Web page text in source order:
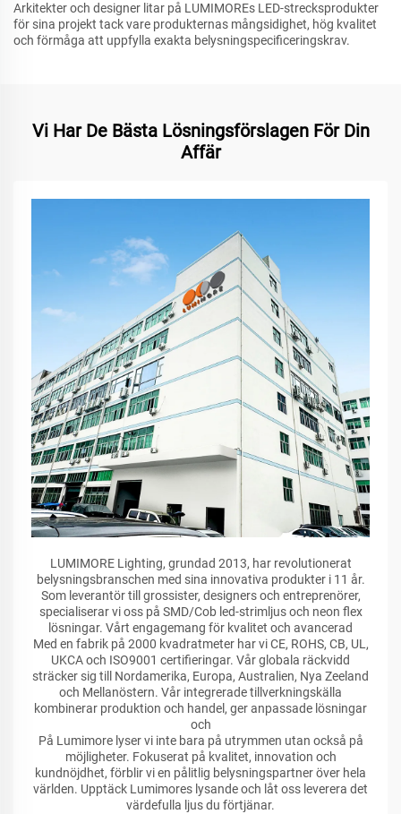
Arkitekter och designer litar på LUMIMOREs LED-strecksprodukter
för sina projekt tack vare produkternas mångsidighet, hög kvalitet
och förmåga att uppfylla exakta belysningspecificeringskrav.
Vi Har De Bästa Lösningsförslagen För Din
Affär
LUMIMORE Lighting, grundad 2013, har revolutionerat
belysningsbranschen med sina innovativa produkter i 11 år.
Som leverantör till grossister, designers och entreprenörer,
specialiserar vi oss på SMD/Cob led-strimljus och neon flex
lösningar. Vårt engagemang för kvalitet och avancerad
Med en fabrik på 2000 kvadratmeter har vi CE, ROHS, CB, UL,
UKCA och ISO9001 certifieringar. Vår globala räckvidd
sträcker sig till Nordamerika, Europa, Australien, Nya Zeeland
och Mellanöstern. Vår integrerade tillverkningskälla
kombinerar produktion och handel, ger anpassade lösningar
och
På Lumimore lyser vi inte bara på utrymmen utan också på
möjligheter. Fokuserat på kvalitet, innovation och
kundnöjdhet, förblir vi en pålitlig belysningspartner över hela
världen. Upptäck Lumimores lysande och låt oss leverera det
värdefulla ljus du förtjänar.